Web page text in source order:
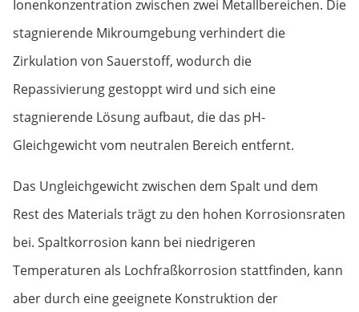
Ionenkonzentration zwischen zwei Metallbereichen. Die
stagnierende Mikroumgebung verhindert die
Zirkulation von Sauerstoff, wodurch die
Repassivierung gestoppt wird und sich eine
stagnierende Lösung aufbaut, die das pH-
Gleichgewicht vom neutralen Bereich entfernt.
Das Ungleichgewicht zwischen dem Spalt und dem
Rest des Materials trägt zu den hohen Korrosionsraten
bei. Spaltkorrosion kann bei niedrigeren
Temperaturen als Lochfraßkorrosion stattfinden, kann
aber durch eine geeignete Konstruktion der